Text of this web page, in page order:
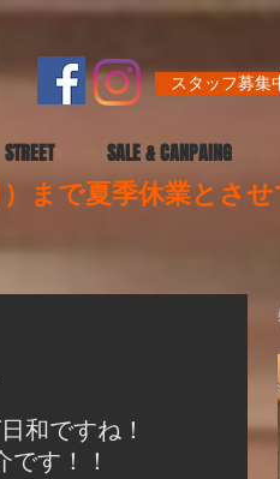
スタッフ募集
STREET SALE & CANPAING
まで夏季休業とさ
和ですね！
す！！